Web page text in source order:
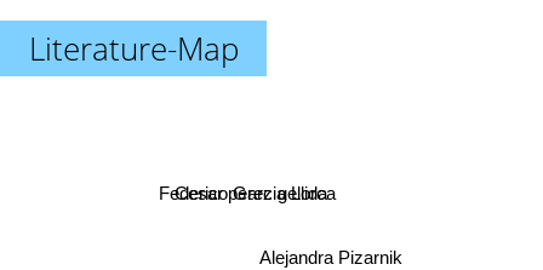
Literature-Map
Federico Garcia Lorca
Alejandra Pizarnik
Cesar perez gellida